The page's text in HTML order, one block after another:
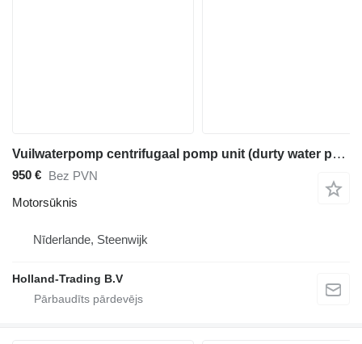
Vuilwaterpomp centrifugaal pomp unit (durty water pump) diesel
950 € Bez PVN
Motorsūknis
Nīderlande, Steenwijk
Holland-Trading B.V